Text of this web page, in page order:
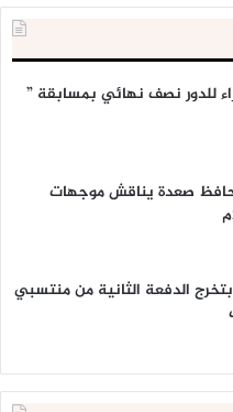
للدور نصف نهائي بمسابقة ”
صعدة يناقش موجهات
الدفعة الثانية من منتسبي